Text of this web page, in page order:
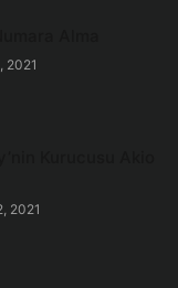
2021
2021